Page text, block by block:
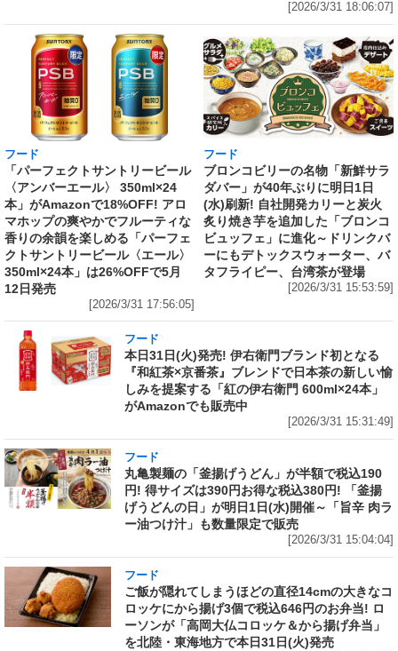
[2026/3/31 18:06:07]
フード
「パーフェクトサントリービール
〈アンバーエール〉 350ml×24
本」がAmazonで18%OFF! アロ
マホップの爽やかでフルーティな
香りの余韻を楽しめる「パーフェ
クトサントリービール〈エール〉
350ml×24本」は26%OFFで5月
12日発売
[2026/3/31 17:56:05]
フード
ブロンコビリーの名物「新鮮サラ
ダバー」が40年ぶりに明日1日
(水)刷新! 自社開発カリーと炭火
炙り焼き芋を追加した「ブロンコ
ビュッフェ」に進化～ドリンクバ
ーにもデトックスウォーター、バ
タフライピー、台湾茶が登場
[2026/3/31 15:53:59]
フード
本日31日(火)発売! 伊右衛門ブランド初となる
『和紅茶×京番茶』ブレンドで日本茶の新しい愉
しみを提案する「紅の伊右衛門 600ml×24本」
がAmazonでも販売中
[2026/3/31 15:31:49]
フード
丸亀製麺の「釜揚げうどん」が半額で税込190
円! 得サイズは390円お得な税込380円! 「釜揚
げうどんの日」が明日1日(水)開催～「旨辛 肉ラ
ー油つけ汁」も数量限定で販売
[2026/3/31 15:04:04]
フード
ご飯が隠れてしまうほどの直径14cmの大きなコ
ロッケにから揚げ3個で税込646円のお弁当! ロ
ーソンが「高岡大仏コロッケ＆から揚げ弁当」
を北陸・東海地方で本日31日(火)発売